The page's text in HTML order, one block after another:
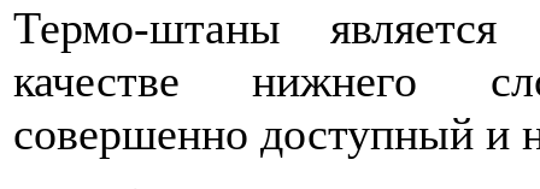
Термо-штаны
качестве нижнего
совершенно доступный и